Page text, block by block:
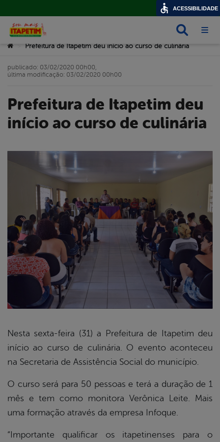
Você está aqui:
Prefeitura de Itapetim deu início ao curso de culinária
Prefeitura de Itapetim deu
início ao curso de culinária
publicado: 03/02/2020 00h00,
última modificação: 03/02/2020 00h00
Nesta sexta-feira (31) a Prefeitura de Itapetim deu
início ao curso de culinária. O evento aconteceu
na Secretaria de Assistência Social do município.
O curso será para 50 pessoas e terá a duração de 1
mês e tem como monitora Verônica Leite. Mais
uma formação através da empresa Infoque.
“Importante qualificar os itapetinenses para o
ACESSIBILIDADE